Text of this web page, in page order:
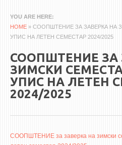
ОРГАНИЗАЦИЈА
МАШИНСКО ИНЖЕНЕРСТВО -
АПЛИКАТИВНА ДЕЈНОСТ
МЕЃУНАРОДНА СОРАБОТКА
QIM-SEE
YOU ARE HERE
HOME » СООПШТЕНИЕ ЗА ЗАВЕРКА НА
УПИС НА ЛЕТЕН СЕМЕСТАР 2024/2025
СООПШТЕНИЕ ЗА
ЗИМСКИ
УПИС НА ЛЕТЕН
2024/2025
СООПШТЕНИЕ за заверка на зимски